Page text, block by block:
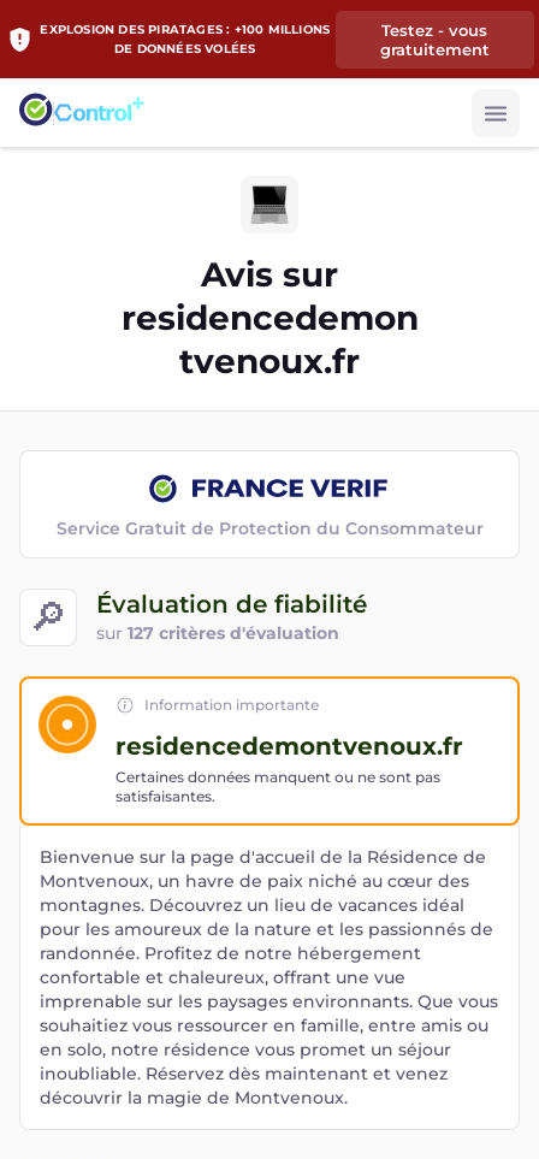
EXPLOSION DES PIRATAGES : +100 MILLIONS
DE DONNÉES VOLÉES
Testez - vous
gratuitement
Avis sur
residencedemon
tvenoux.fr
🔎 Évaluation de fiabilité
sur 127 critères d'évaluation
Service Gratuit de Protection du Consommateur
Information importante
residencedemontvenoux.fr
Certaines données manquent ou ne sont pas
satisfaisantes.
Bienvenue sur la page d'accueil de la Résidence de
Montvenoux, un havre de paix niché au cœur des
montagnes. Découvrez un lieu de vacances idéal
pour les amoureux de la nature et les passionnés de
randonnée. Profitez de notre hébergement
confortable et chaleureux, offrant une vue
imprenable sur les paysages environnants. Que vous
souhaitiez vous ressourcer en famille, entre amis ou
en solo, notre résidence vous promet un séjour
inoubliable. Réservez dès maintenant et venez
découvrir la magie de Montvenoux.